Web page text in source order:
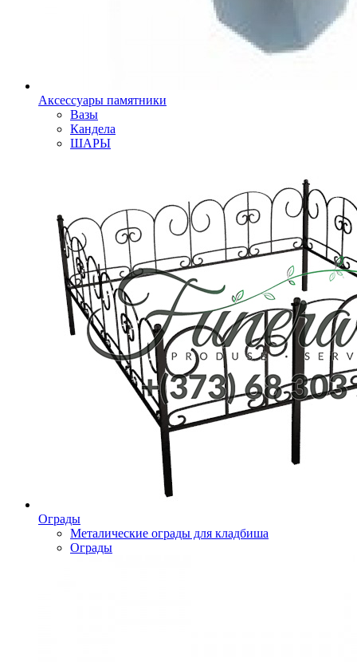
Аксессуары памятники
Вазы
Кандела
ШАРЫ
Ограды
Металические ограды для кладбиша
Ограды